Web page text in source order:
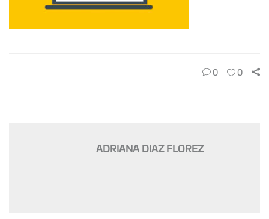
0 0
ADRIANA DIAZ FLOREZ